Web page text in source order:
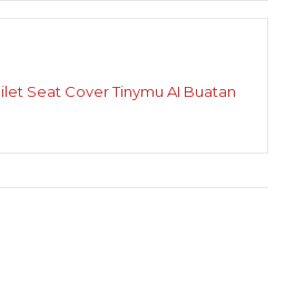
Seat Cover Tinymu AI Buatan